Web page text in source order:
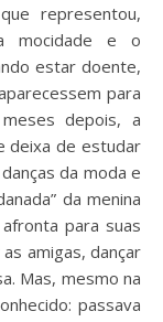
representou,
mocidade e o
estar doente,
para
depois, a
deixa de estudar
da moda e
da menina
para suas
amigas, dançar
Mas, mesmo na
passava